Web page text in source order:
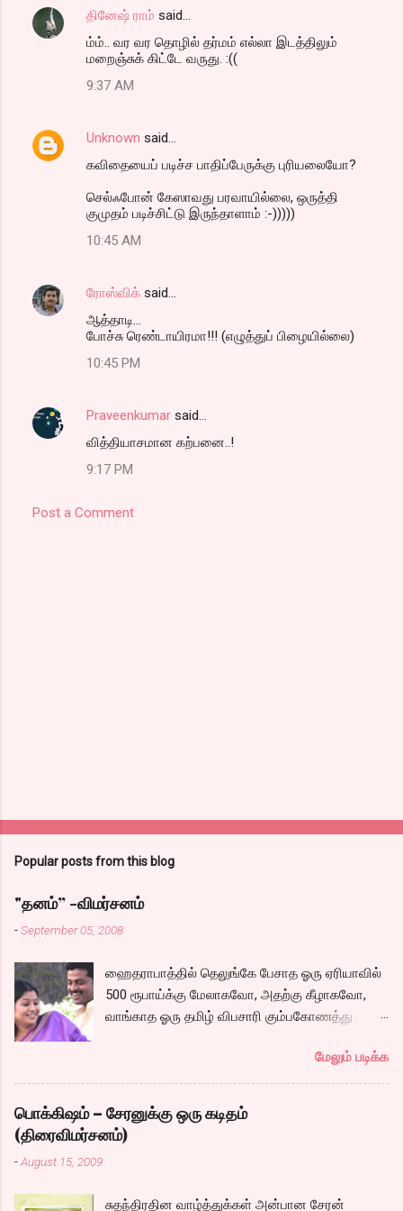
தினேஷ் ராம் said…
ம்ம்.. வர வர தொழில் தர்மம் எல்லா இடத்திலும்
மறைஞ்சுக் கிட்டே வருது. :((
9:37 AM
Unknown said…
கவிதையைப் படிச்ச பாதிப்பேருக்கு புரியலையோ?
செல்ஃபோன் கேஸாவது பரவாயில்லை, ஒருத்தி
குமுதம் படிச்சிட்டு இருந்தாளாம் :-)))))
10:45 AM
ரோஸ்விக் said…
ஆத்தாடி...
போச்சு ரெண்டாயிரமா!!! (எழுத்துப் பிழையில்லை)
10:45 PM
Praveenkumar said…
வித்தியாசமான கற்பனை..!
9:17 PM
Post a Comment
Popular posts from this blog
"தனம்” -விமர்சனம்
-September 05, 2008
ஹைதராபாத்தில் தெலுங்கே பேசாத ஓரு ஏரியாவில்
500 ரூபாய்க்கு மேலாகவோ, அதற்கு கீழாகவோ,
வாங்காத ஓரு தமிழ் விபசாரி கும்பகோணத்து
வாழ்கைபடுகிறாள். அவளுடய வாழ்கை எப்படி
அமைந்தது? என்ற ஓரு நல்ல லைனை , சங்கீதா
தன்னுடய இடுப்பை சுழற்றி, சுழற்றி நடப்பதை போல்
சும்மா, சுத்தி, சுத்தி குழப்பி, நம்பமுடியாத
திரைக்கதையால் சொதப்பி,சங்கீதாவை ஏதோ
மேலும் படிக்க
பொக்கிஷம் – சேரனுக்கு ஒரு கடிதம்
(திரைவிமர்சனம்)
-August 15, 2009
சுதந்திரதின வாழ்த்துக்கள் அன்பான சேரன்